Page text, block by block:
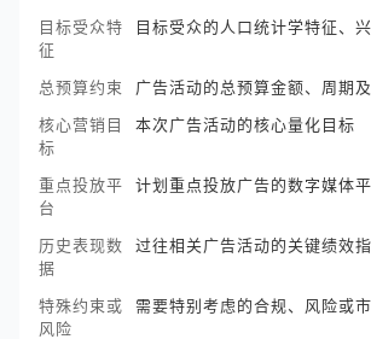
目标受众特
征
目标受众的人口统计学特征、
总预算约束
广告活动的总预算金额、周期
核心营销目
标
本次广告活动的核心量化目标
重点投放平
台
计划重点投放广告的数字媒体
历史表现数
据
过往相关广告活动的关键绩效
特殊约束或
风险
需要特别考虑的合规、风险或